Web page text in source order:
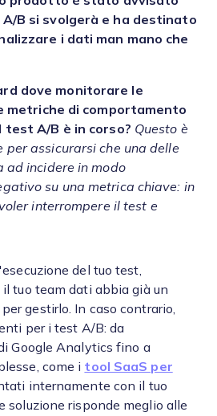
B si svolgerà e ha destinato
i dati man mano che
dove monitorare le
metriche di comportamento
A/B è in corso? Questo è
per assicurarsi che una delle
ad incidere in modo
su una metrica chiave: in
interrompere il test e
del tuo test,
tuo team dati abbia già un
gestirlo. In caso contrario,
per i test A/B: da
Google Analytics fino a
come i tool SaaS per
internamente con il tuo
soluzione risponde meglio alle